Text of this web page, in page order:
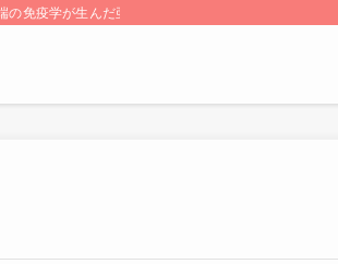
免疫学が生んだ亜鉛複合ゼリー【Dr.ACIS（ドクター